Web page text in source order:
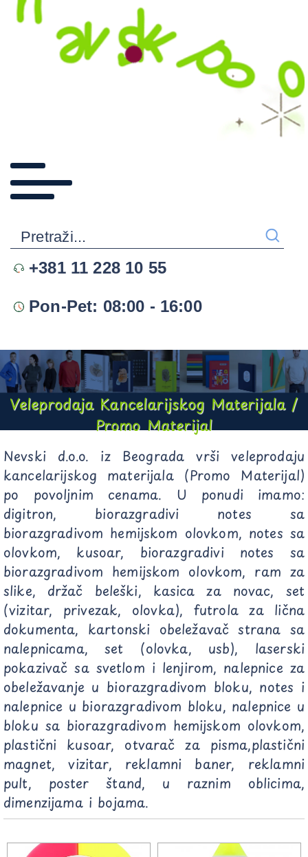
+381 11 228 10 55
Pon-Pet: 08:00 - 16:00
Veleprodaja Kancelarijskog Materijala /
Promo Materijal
Nevski d.o.o. iz Beograda vrši veleprodaju
kancelarijskog materijala (Promo Materijal)
po povoljnim cenama. U ponudi imamo:
digitron, biorazgradivi notes sa
biorazgradivom hemijskom olovkom, notes sa
olovkom, kusoar, biorazgradivi notes sa
biorazgradivom hemijskom olovkom, ram za
slike, držač beleški, kasica za novac, set
(vizitar, privezak, olovka), futrola za lična
dokumenta, kartonski obeležavač strana sa
nalepnicama, set (olovka, usb), laserski
pokazivač sa svetlom i lenjirom, nalepnice za
obeležavanje u biorazgradivom bloku, notes i
nalepnice u biorazgradivom bloku, nalepnice u
bloku sa biorazgradivom hemijskom olovkom,
plastični kusoar, otvarač za pisma,plastični
magnet, vizitar, reklamni baner, reklamni
pult, poster štand, u raznim oblicima,
dimenzijama i bojama.